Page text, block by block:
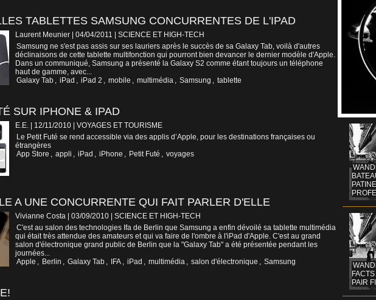
TABLETTES SAMSUNG CONCURRENTES DE L'IPAD
Laurent Meunier | 04/04/2011
SCIENCE ET HIGH-TECH
Samsung ne s'est pas assis sur ses lauriers après le succès de sa Galaxy Tab, voilà d'autres
déclinaisons de cette tablette multifonction qui pourront bien devancer le dernier modèle d'Apple.
Dans un communiqué, Samsung a présenté la Galaxy S2 comme étant toujours un téléphone
haut de gamme, avec...
Galaxy Tab , iPad , iPad 2 , mobile , multimédia , Samsung , tablette
SUR IPHONE & IPAD
E.E. | 12/11/2010
VOYAGES ET TOURISME
Le Petit Futé se rend accessible via des applis d’Apple, pour les destinations françaises ou
étrangères
App Store , appli , iPad , iPhone , Petit Futé , voyages
A UNE CONCURRENTE QUI FAIT PARLER D'ELLE
Vivianne Costa | 03/09/2010
SCIENCE ET HIGH-TECH
C'est au salon des technologies Ifa de Berlin que Samsung a enfin dévoilé sa tablette multimédia
qui était très attendue des amateurs et qui va faire de l'ombre à l'iPad d'Apple. C'est au grand
salon d'électronique grand public de Berlin que la "Galaxy Tab" a été présentée pendant les
journées...
Apple , Berlin , Galaxy Tab , IFA , iPad , multimédia , salon d'électronique , Samsung
PAIR